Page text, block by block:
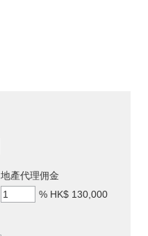
地產代理佣金
% HK$ 130,000